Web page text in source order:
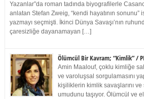
Yazanlar”da roman tadında biyografilerle
anlatan Stefan Zweig, “kendi hayatının sonunu”
yazmayı seçmişti. İkinci Dünya Savaşı’nın
çaresizliğe dayanamayan […]
Ölümcül Bir Kavram; “Kimlik” /
Amin Maalouf, çoklu kimliğe
ve varoluşsal sorgulamasını
kişiliklerin kimlik savaşlarını
umudunu taşıyor. Ölümcül ve